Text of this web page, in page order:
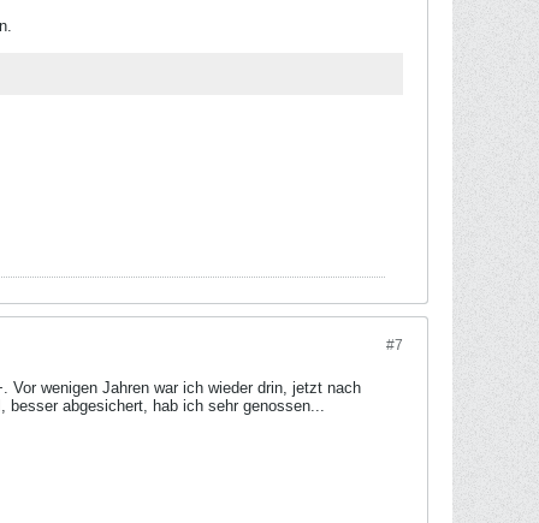
#7
wenigen Jahren war ich wieder drin, jetzt nach
besser abgesichert, hab ich sehr genossen...